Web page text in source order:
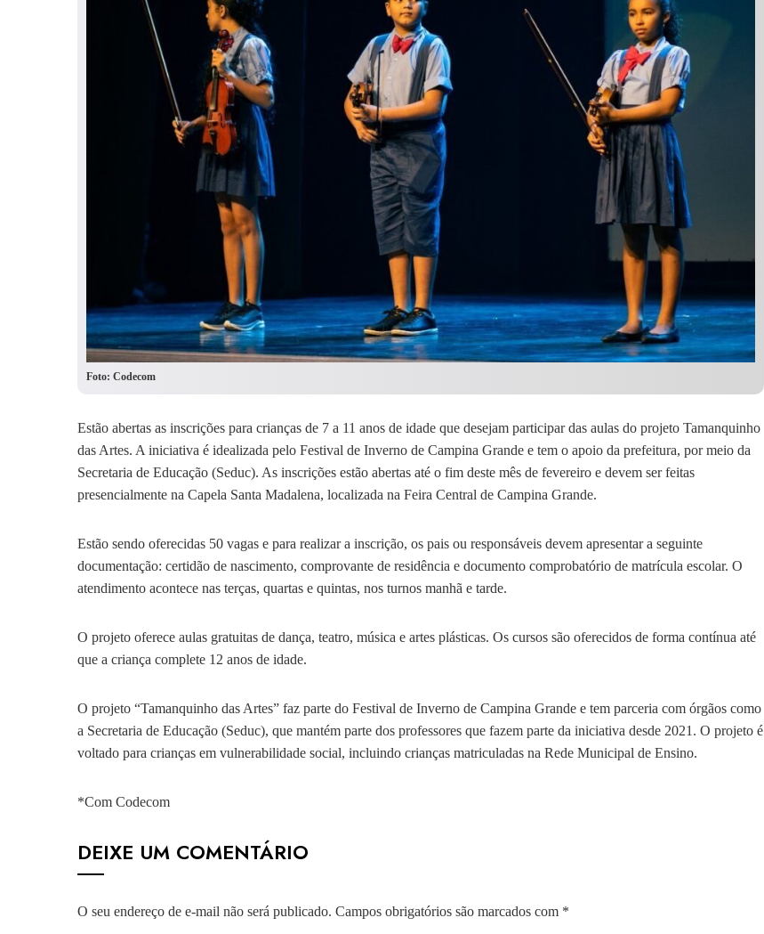
Foto: Codecom
Estão abertas as inscrições para crianças de 7 a 11 anos de idade que desejam participar das aulas do projeto Tamanquinho
das Artes. A iniciativa é idealizada pelo Festival de Inverno de Campina Grande e tem o apoio da prefeitura, por meio da
Secretaria de Educação (Seduc). As inscrições estão abertas até o fim deste mês de fevereiro e devem ser feitas
presencialmente na Capela Santa Madalena, localizada na Feira Central de Campina Grande.
Estão sendo oferecidas 50 vagas e para realizar a inscrição, os pais ou responsáveis devem apresentar a seguinte
documentação: certidão de nascimento, comprovante de residência e documento comprobatório de matrícula escolar. O
atendimento acontece nas terças, quartas e quintas, nos turnos manhã e tarde.
O projeto oferece aulas gratuitas de dança, teatro, música e artes plásticas. Os cursos são oferecidos de forma contínua até
que a criança complete 12 anos de idade.
O projeto “Tamanquinho das Artes” faz parte do Festival de Inverno de Campina Grande e tem parceria com órgãos como
a Secretaria de Educação (Seduc), que mantém parte dos professores que fazem parte da iniciativa desde 2021. O projeto é
voltado para crianças em vulnerabilidade social, incluindo crianças matriculadas na Rede Municipal de Ensino.
*Com Codecom
DEIXE UM COMENTÁRIO
O seu endereço de e-mail não será publicado. Campos obrigatórios são marcados com *